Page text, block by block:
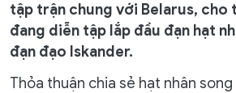
tập trận chung với Belarus, cho
đang diễn tập lắp đầu đạn hạt
đạn đạo Iskander.
Thỏa thuận chia sẻ hạt nhân